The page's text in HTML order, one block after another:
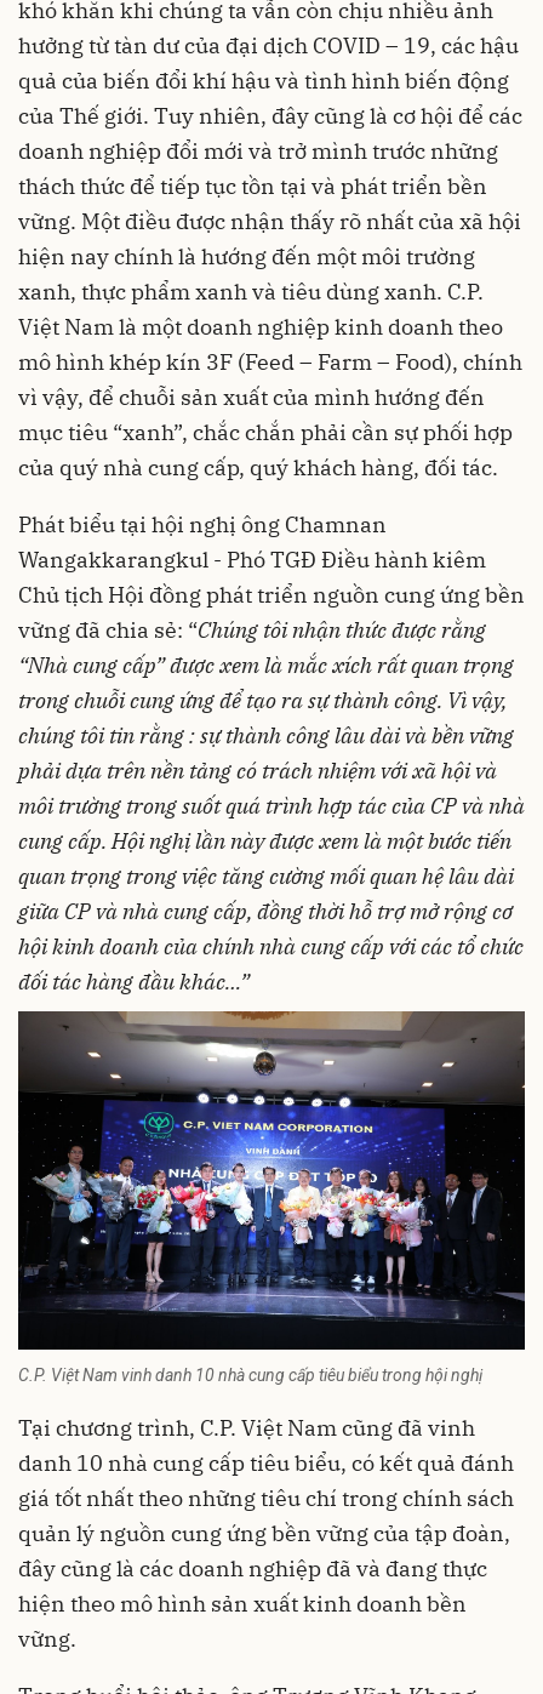
khó khăn khi chúng ta vẫn còn chịu nhiều ảnh
hưởng từ tàn dư của đại dịch COVID – 19, các hậu
quả của biến đổi khí hậu và tình hình biến động
của Thế giới. Tuy nhiên, đây cũng là cơ hội để các
doanh nghiệp đổi mới và trở mình trước những
thách thức để tiếp tục tồn tại và phát triển bền
vững. Một điều được nhận thấy rõ nhất của xã hội
hiện nay chính là hướng đến một môi trường
xanh, thực phẩm xanh và tiêu dùng xanh. C.P.
Việt Nam là một doanh nghiệp kinh doanh theo
mô hình khép kín 3F (Feed – Farm – Food), chính
vì vậy, để chuỗi sản xuất của mình hướng đến
mục tiêu “xanh”, chắc chắn phải cần sự phối hợp
của quý nhà cung cấp, quý khách hàng, đối tác.
Phát biểu tại hội nghị ông Chamnan
Wangakkarangkul - Phó TGĐ Điều hành kiêm
Chủ tịch Hội đồng phát triển nguồn cung ứng bền
vững đã chia sẻ: “Chúng tôi nhận thức được rằng
“Nhà cung cấp” được xem là mắc xích rất quan trọng
trong chuỗi cung ứng để tạo ra sự thành công. Vì vậy,
chúng tôi tin rằng : sự thành công lâu dài và bền vững
phải dựa trên nền tảng có trách nhiệm với xã hội và
môi trường trong suốt quá trình hợp tác của CP và nhà
cung cấp. Hội nghị lần này được xem là một bước tiến
quan trọng trong việc tăng cường mối quan hệ lâu dài
giữa CP và nhà cung cấp, đồng thời hỗ trợ mở rộng cơ
hội kinh doanh của chính nhà cung cấp với các tổ chức
đối tác hàng đầu khác…”
C.P. Việt Nam vinh danh 10 nhà cung cấp tiêu biểu trong hội nghị
Tại chương trình, C.P. Việt Nam cũng đã vinh
danh 10 nhà cung cấp tiêu biểu, có kết quả đánh
giá tốt nhất theo những tiêu chí trong chính sách
quản lý nguồn cung ứng bền vững của tập đoàn,
đây cũng là các doanh nghiệp đã và đang thực
hiện theo mô hình sản xuất kinh doanh bền
vững.